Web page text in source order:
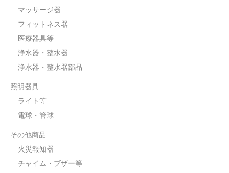
マッサージ器
フィットネス器
医療器具等
浄水器・整水器
浄水器・整水器部品
照明器具
ライト等
電球・管球
その他商品
火災報知器
チャイム・ブザー等